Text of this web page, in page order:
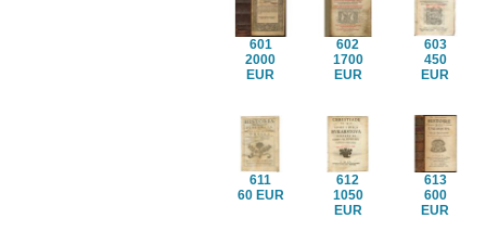
601
2000
EUR
602
1700
EUR
603
450
EUR
611
60 EUR
612
1050
EUR
613
600
EUR